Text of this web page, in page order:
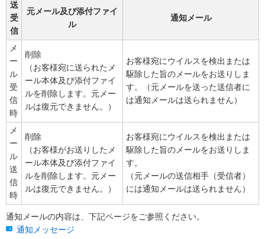
送
受
信
元メール及び添付ファイ
ル
通知メール
メ
ー
ル
受
信
時
削除
（お客様宛に送られたメ
ール本体及び添付ファイ
ルを削除します。元メー
ルは復元できません。）
お客様宛にウイルスを検出または
駆除した旨のメールをお送りしま
す。（元メールを送った送信者に
は通知メールは送られません）
メ
ー
ル
送
信
時
削除
（お客様がお送りしたメ
ール本体及び添付ファイ
ルを削除します。元メー
ルは復元できません。）
お客様宛にウイルスを検出または
駆除した旨のメールをお送りしま
す。
（元メールの送信相手（受信者）
には通知メールは送られません）
通知メールの内容は、下記ページをご参照ください。
通知メッセージ